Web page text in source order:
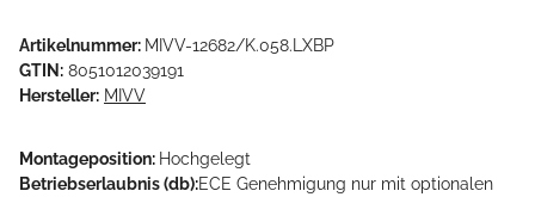
Artikelnummer: MIVV-12682/K.058.LXBP
GTIN: 8051012039191
Hersteller: MIVV
Montageposition: Hochgelegt
Betriebserlaubnis (db):ECE Genehmigung nur mit optionalen